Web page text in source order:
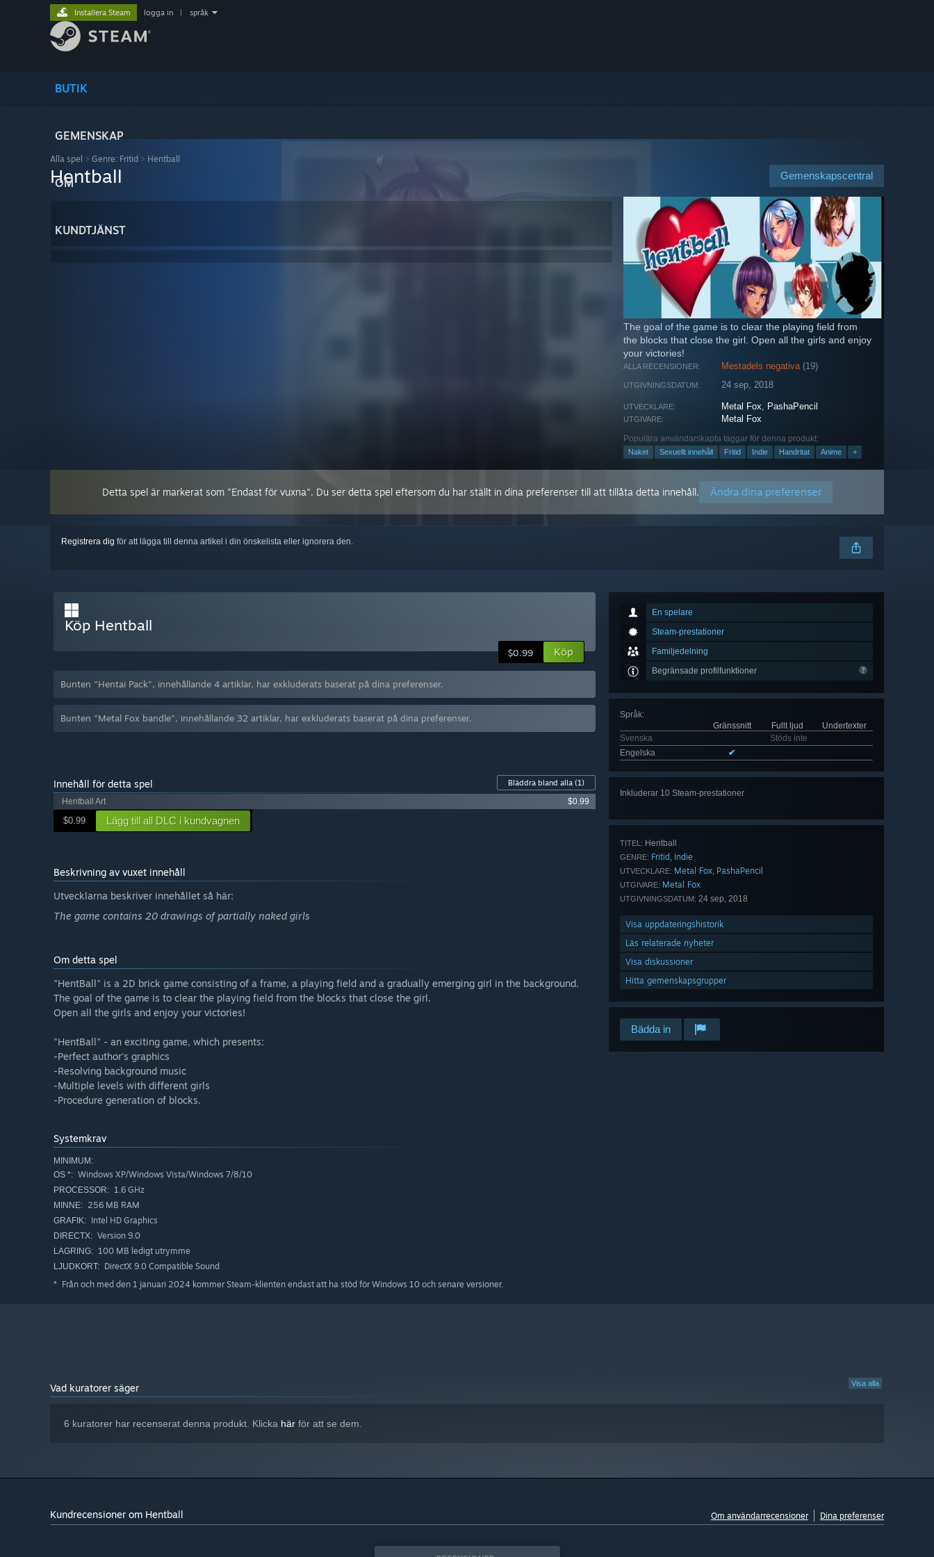
BUTIK
GEMENSKAP
OM
KUNDTJÄNST
Installera Steam logga in språk
Alla spel > Genre: Fritid > Hentball
Gemenskapscentral
Hentball
The goal of the game is to clear the playing field from
the blocks that close the girl. Open all the girls and enjoy
your victories!
ALLA RECENSIONER: Mestadels negativa (19)
UTGIVNINGSDATUM: 24 sep, 2018
UTVECKLARE: Metal Fox, PashaPencil
UTGIVARE: Metal Fox
Populära användarskapta taggar för denna produkt:
Naket Sexuellt innehåll Fritid Indie Handritat Anime +
Detta spel är markerat som "Endast för vuxna". Du ser detta spel eftersom du har ställt in dina preferenser till att tillåta detta innehåll. Ändra dina preferenser
Registrera dig för att lägga till denna artikel i din önskelista eller ignorera den.
En spelare
Steam-prestationer
Familjedelning
Begränsade profilfunktioner
Språk:
Gränssnitt
Fullt ljud
Undertexter
Svenska
Stöds inte
Engelska
✔
Inkluderar 10 Steam-prestationer
TITEL: Hentball
GENRE: Fritid, Indie
UTVECKLARE: Metal Fox, PashaPencil
UTGIVARE: Metal Fox
UTGIVNINGSDATUM: 24 sep, 2018
Visa uppdateringshistorik
Läs relaterade nyheter
Visa diskussioner
Hitta gemenskapsgrupper
Bädda in
Köp Hentball
$0.99 Köp
Bunten "Hentai Pack", innehållande 4 artiklar, har exkluderats baserat på dina preferenser.
Bunten "Metal Fox bandle", innehållande 32 artiklar, har exkluderats baserat på dina preferenser.
Innehåll för detta spel Bläddra bland alla (1)
Hentball Art
$0.99
$0.99 Lägg till all DLC i kundvagnen
Beskrivning av vuxet innehåll
Utvecklarna beskriver innehållet så här:
The game contains 20 drawings of partially naked girls
Om detta spel
"HentBall" is a 2D brick game consisting of a frame, a playing field and a gradually emerging girl in the background.
The goal of the game is to clear the playing field from the blocks that close the girl.
Open all the girls and enjoy your victories!
"HentBall" - an exciting game, which presents:
-Perfect author's graphics
-Resolving background music
-Multiple levels with different girls
-Procedure generation of blocks.
Systemkrav
MINIMUM:
OS *: Windows XP/Windows Vista/Windows 7/8/10
PROCESSOR: 1.6 GHz
MINNE: 256 MB RAM
GRAFIK: Intel HD Graphics
DIRECTX: Version 9.0
LAGRING: 100 MB ledigt utrymme
LJUDKORT: DirectX 9.0 Compatible Sound
* Från och med den 1 januari 2024 kommer Steam-klienten endast att ha stöd för Windows 10 och senare versioner.
Visa alla
Vad kuratorer säger
6 kuratorer har recenserat denna produkt. Klicka här för att se dem.
Kundrecensioner om Hentball Om användarrecensioner Dina preferenser